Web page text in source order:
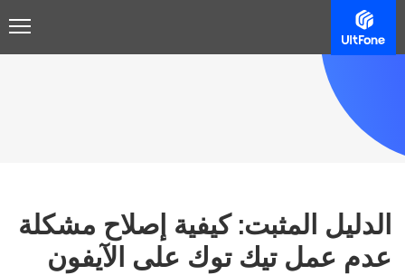
الدليل المثبت: كيفية إصلاح مشكلة
عدم عمل تيك توك على الآيفون